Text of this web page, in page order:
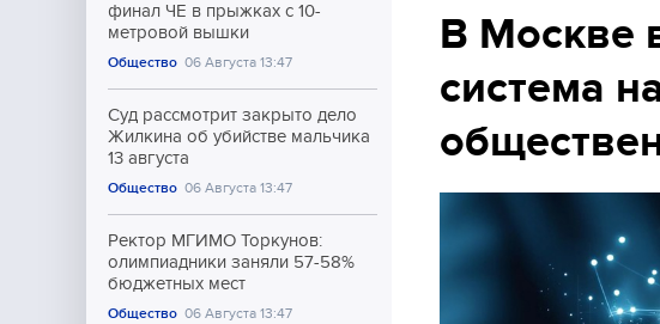
Общество
Культура
финал ЧЕ в прыжках с 10-
метровой вышки
Общество 06 Августа 13:47
Суд рассмотрит закрыто дело
Жилкина об убийстве мальчика
13 августа
Общество 06 Августа 13:47
Ректор МГИМО Торкунов:
олимпиадники заняли 57-58%
бюджетных мест
Общество 06 Августа 13:47
В Москве
система